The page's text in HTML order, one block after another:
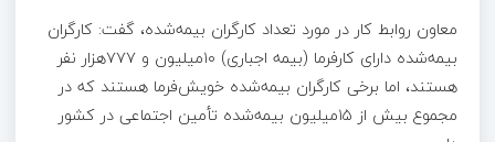
معاون روابط کار در مورد تعداد کارگران بیمه‌شده، گفت: کارگران
بیمه‌شده دارای کارفرما (بیمه اجباری) ۱۰میلیون و ۷۷۷هزار نفر
هستند،‌ اما برخی کارگران بیمه‌شده خویش‌فرما هستند که در
مجموع بیش از ۱۵میلیون بیمه‌شده تأمین اجتماعی در کشور